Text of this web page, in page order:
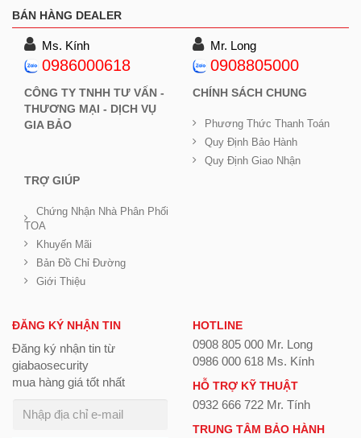
BÁN HÀNG DEALER
Ms. Kính
0986000618
Mr. Long
0908805000
CÔNG TY TNHH TƯ VẤN -
THƯƠNG MẠI - DỊCH VỤ
GIA BẢO
CHÍNH SÁCH CHUNG
Phương Thức Thanh Toán
Quy Định Bảo Hành
Quy Định Giao Nhận
TRỢ GIÚP
Chứng Nhận Nhà Phân Phối
TOA
Khuyến Mãi
Bản Đồ Chỉ Đường
Giới Thiệu
ĐĂNG KÝ NHẬN TIN
Đăng ký nhận tin từ
giabaosecurity
mua hàng giá tốt nhất
HOTLINE
0908 805 000 Mr. Long
0986 000 618 Ms. Kính
HỖ TRỢ KỸ THUẬT
0932 666 722 Mr. Tính
TRUNG TÂM BẢO HÀNH